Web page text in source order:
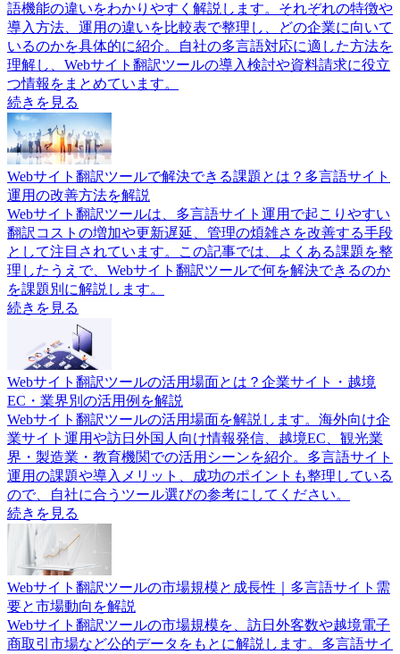
語機能の違いをわかりやすく解説します。それぞれの特徴や
導入方法、運用の違いを比較表で整理し、どの企業に向いて
いるのかを具体的に紹介。自社の多言語対応に適した方法を
理解し、Webサイト翻訳ツールの導入検討や資料請求に役立
つ情報をまとめています。
続きを見る
Webサイト翻訳ツールで解決できる課題とは？多言語サイト
運用の改善方法を解説
Webサイト翻訳ツールは、多言語サイト運用で起こりやすい
翻訳コストの増加や更新遅延、管理の煩雑さを改善する手段
として注目されています。この記事では、よくある課題を整
理したうえで、Webサイト翻訳ツールで何を解決できるのか
を課題別に解説します。
続きを見る
Webサイト翻訳ツールの活用場面とは？企業サイト・越境
EC・業界別の活用例を解説
Webサイト翻訳ツールの活用場面を解説します。海外向け企
業サイト運用や訪日外国人向け情報発信、越境EC、観光業
界・製造業・教育機関での活用シーンを紹介。多言語サイト
運用の課題や導入メリット、成功のポイントも整理している
ので、自社に合うツール選びの参考にしてください。
続きを見る
Webサイト翻訳ツールの市場規模と成長性｜多言語サイト需
要と市場動向を解説
Webサイト翻訳ツールの市場規模を、訪日外客数や越境電子
商取引市場など公的データをもとに解説します。多言語サイ